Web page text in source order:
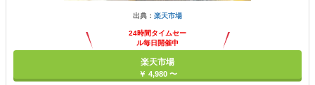
出典： 楽天市場
24時間タイムセー
ル毎日開催中
楽天市場
￥ 4,980 〜